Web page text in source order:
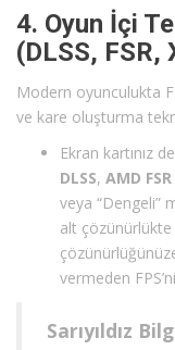
4. Oyun İçi
(DLSS, FSR,
Modern oyunculukta
ve kare oluşturma
Ekran kartınız
DLSS, AMD FSR
veya “Dengeli”
alt
vermeden
Sarıyıldız